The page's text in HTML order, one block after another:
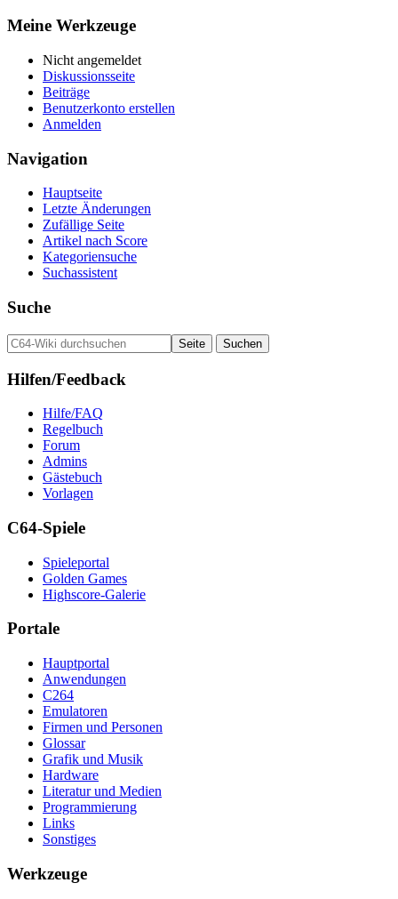
Meine Werkzeuge
Nicht angemeldet
Diskussionsseite
Beiträge
Benutzerkonto erstellen
Anmelden
Navigation
Hauptseite
Letzte Änderungen
Zufällige Seite
Artikel nach Score
Kategoriensuche
Suchassistent
Suche
Hilfen/Feedback
Hilfe/FAQ
Regelbuch
Forum
Admins
Gästebuch
Vorlagen
C64-Spiele
Spieleportal
Golden Games
Highscore-Galerie
Portale
Hauptportal
Anwendungen
C264
Emulatoren
Firmen und Personen
Glossar
Grafik und Musik
Hardware
Literatur und Medien
Programmierung
Links
Sonstiges
Werkzeuge